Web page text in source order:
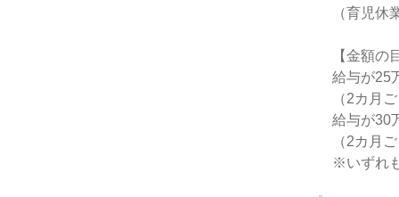
（育児
【金額の
給与が25
（2カ月
給与が30
（2カ月
※いずれ